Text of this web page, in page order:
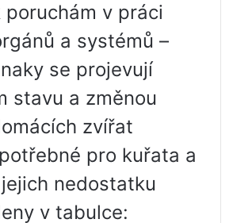
poruchám v práci
a systémů –
se projevují
stavu a změnou
zvířat
pro kuřata a
nedostatku
v tabulce: